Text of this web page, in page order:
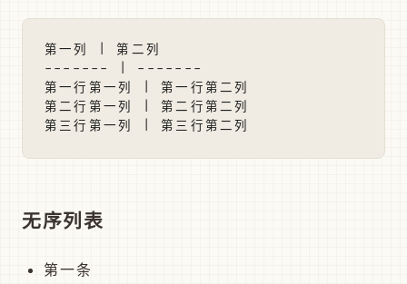
第一列 | 第二列
------- | -------
第一行第一列 | 第一行第二列
第二行第一列 | 第二行第二列
无序列表
第一条